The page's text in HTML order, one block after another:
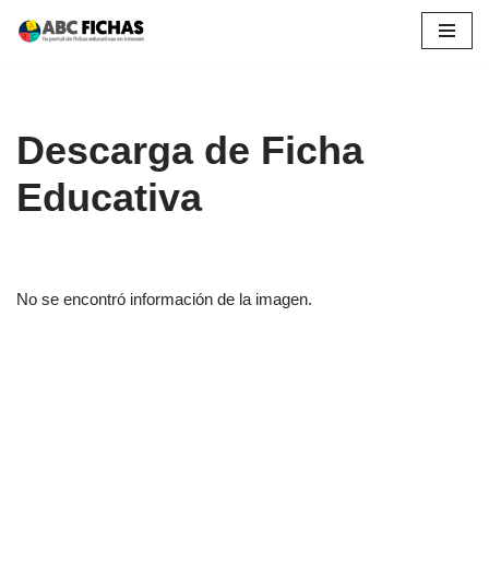
Descarga de Ficha
Educativa
No se encontró información de la imagen.